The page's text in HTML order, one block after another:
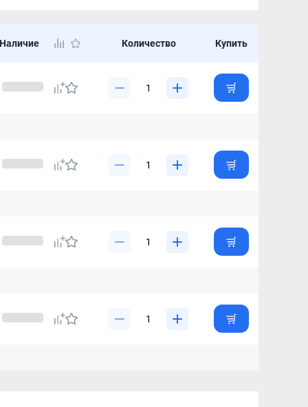
Наличие Количество Купить